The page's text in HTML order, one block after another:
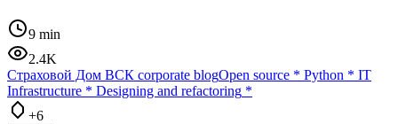
9 min
2.4K
Страховой Дом ВСК corporate blogOpen source * Python * IT
Infrastructure * Designing and refactoring *
+6